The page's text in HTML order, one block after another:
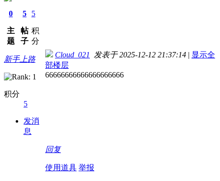
0
主
题
5
帖
子
5
积
分
新手上路
积分
5
发消
息
Cloud_021 发表于 2025-12-12 21:37:14 | 显示全
部楼层
66666666666666666666
回复
使用道具 举报